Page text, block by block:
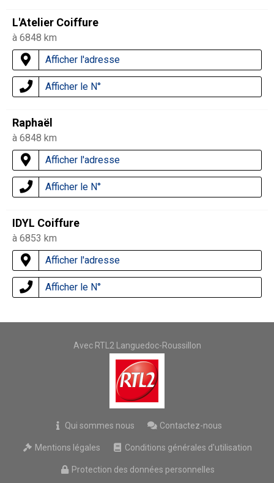
L'Atelier Coiffure
à 6848 km
Afficher l'adresse
Afficher le N°
Raphaël
à 6848 km
Afficher l'adresse
Afficher le N°
IDYL Coiffure
à 6853 km
Afficher l'adresse
Afficher le N°
Avec RTL2 Languedoc-Roussillon
Qui sommes nous Contactez-nous
Mentions légales Conditions générales d'utilisation
Protection des données personnelles